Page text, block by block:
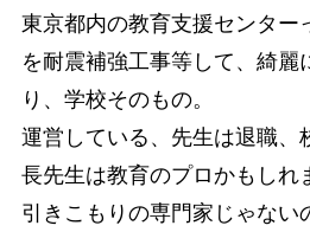
東京都内の教育支援センター
を耐震補強工事等して、綺麗
り、学校そのもの。
運営している、先生は退職
長先生は教育のプロかもしれ
引きこもりの専門家じゃない